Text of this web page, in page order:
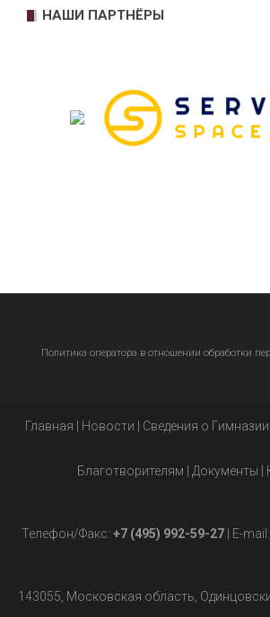
НАШИ ПАРТНЁРЫ
Политика оператора в отношении обработки
Главная | Новости | Сведения о Гимназии
Благотворителям | Документы |
Телефон/Факс: +7 (495) 992-59-27 | E-mail:
143055, Московская область,